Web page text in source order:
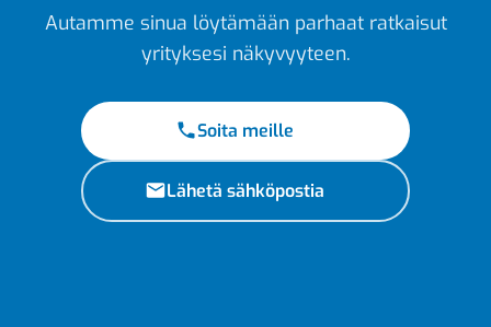
Autamme sinua löytämään parhaat ratkaisut
yrityksesi näkyvyyteen.
Soita meille
Lähetä sähköpostia